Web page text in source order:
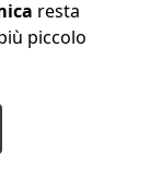
resta
piccolo